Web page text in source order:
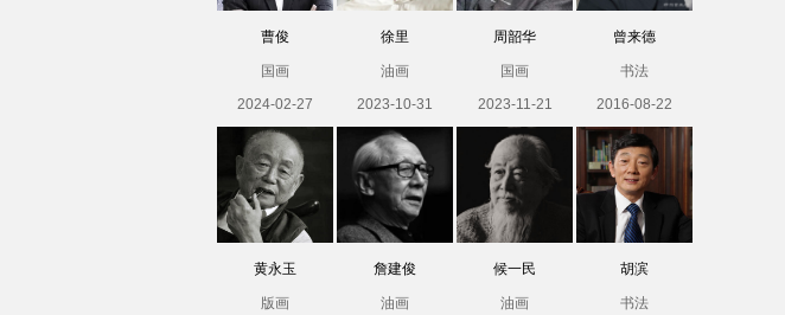
曹俊
国画
2024-02-27
徐里
油画
2023-10-31
周韶华
国画
2023-11-21
曾来德
书法
2016-08-22
黄永玉
版画
詹建俊
油画
候一民
油画
胡滨
书法